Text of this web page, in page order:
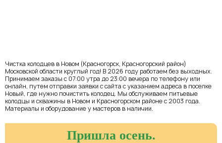
Чистка колодцев в Новом (Красногорск, Красногорский район)
Московской области круглый год! В 2026 году работаем без выходных.
Принимаем заказы с 07:00 утра до 23:00 вечера по телефону или
онлайн, путем отправки заявки с сайта с указанием адреса в поселке
Новый, где нужно почистить колодец. Мы обслуживаем питьевые
колодцы и скважины в Новом и Красногорском районе с 2003 года.
Материалы и оборудование у мастеров в наличии.
Пришла осень.